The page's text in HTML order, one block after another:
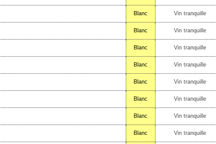
Blanc Vin tranquille
Blanc Vin tranquille
Blanc Vin tranquille
Blanc Vin tranquille
Blanc Vin tranquille
Blanc Vin tranquille
Blanc Vin tranquille
Blanc Vin tranquille